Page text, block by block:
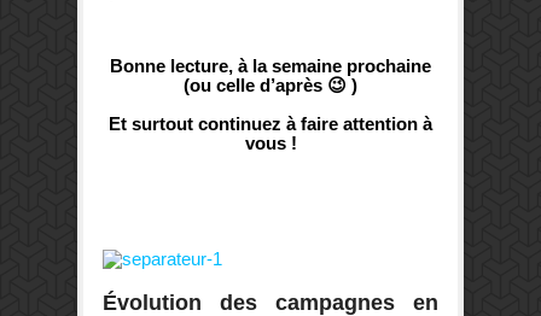
Bonne lecture, à la semaine prochaine
(ou celle d’après 😉 )
Et surtout continuez à faire attention à
vous !
Évolution des campagnes en